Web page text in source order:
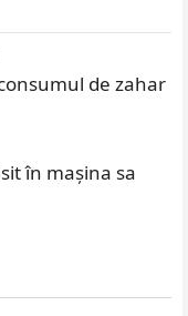
de zahar
în mașina sa